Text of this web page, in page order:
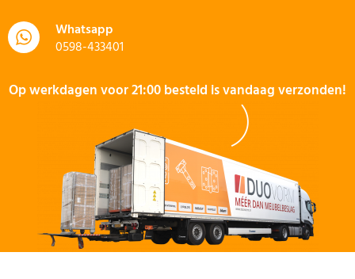
Whatsapp
0598-433401
Op werkdagen voor 21:00 besteld is vandaag verzonden!